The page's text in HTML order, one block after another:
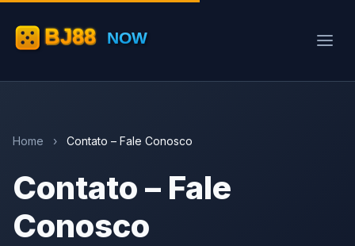
Home › Contato – Fale Conosco
Contato – Fale
Conosco